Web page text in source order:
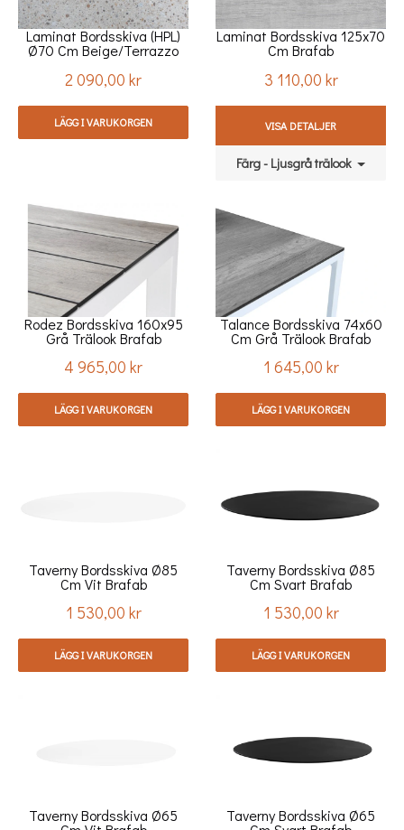
Laminat Bordsskiva (HPL)
Ø70 Cm Beige/terrazzo
Brafab
Pris
2 090,00 kr
LÄGG I VARUKORGEN
Laminat Bordsskiva 125x70
Cm Brafab
Pris
3 110,00 kr
VISA DETALJER
Färg - Ljusgrå trälook
Rodez Bordsskiva 160x95
Grå Trälook Brafab
Pris
4 965,00 kr
LÄGG I VARUKORGEN
Talance Bordsskiva 74x60
Cm Grå Trälook Brafab
Pris
1 645,00 kr
LÄGG I VARUKORGEN
Taverny Bordsskiva Ø85
Cm Vit Brafab
Pris
1 530,00 kr
LÄGG I VARUKORGEN
Taverny Bordsskiva Ø85
Cm Svart Brafab
Pris
1 530,00 kr
LÄGG I VARUKORGEN
Taverny Bordsskiva Ø65 Taverny Bordsskiva Ø65